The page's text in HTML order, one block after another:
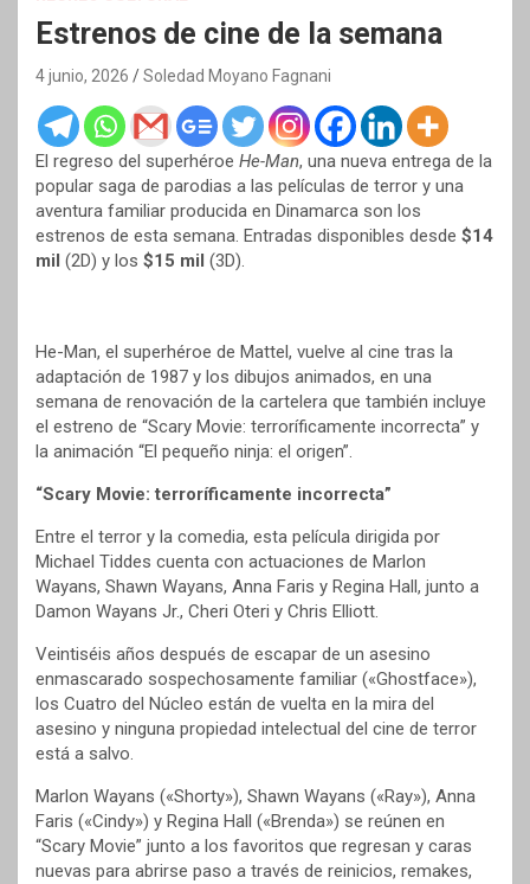
Estrenos de cine de la semana
4 junio, 2026 Soledad Moyano Fagnani
El regreso del superhéroe He-Man, una nueva entrega de la
popular saga de parodias a las películas de terror y una
aventura familiar producida en Dinamarca son los
estrenos de esta semana. Entradas disponibles desde $14
mil (2D) y los $15 mil (3D).
He-Man, el superhéroe de Mattel, vuelve al cine tras la
adaptación de 1987 y los dibujos animados, en una
semana de renovación de la cartelera que también incluye
el estreno de “Scary Movie: terroríficamente incorrecta” y
la animación “El pequeño ninja: el origen”.
“Scary Movie: terroríficamente incorrecta”
Entre el terror y la comedia, esta película dirigida por
Michael Tiddes cuenta con actuaciones de Marlon
Wayans, Shawn Wayans, Anna Faris y Regina Hall, junto a
Damon Wayans Jr., Cheri Oteri y Chris Elliott.
Veintiséis años después de escapar de un asesino
enmascarado sospechosamente familiar («Ghostface»),
los Cuatro del Núcleo están de vuelta en la mira del
asesino y ninguna propiedad intelectual del cine de terror
está a salvo.
Marlon Wayans («Shorty»), Shawn Wayans («Ray»), Anna
Faris («Cindy») y Regina Hall («Brenda») se reúnen en
“Scary Movie” junto a los favoritos que regresan y caras
nuevas para abrirse paso a través de reinicios, remakes,